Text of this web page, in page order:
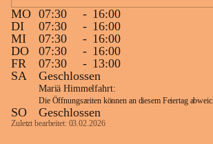
MO 07:30 - 16:00
DI
07:30 - 16:00
MI
07:30 - 16:00
DO
07:30 - 16:00
FR
07:30 - 13:00
SA
Geschlossen
Mariä Himmelfahrt:
Die Öffnungszeiten können an diesem Feiertag
SO Geschlossen
Zuletzt bearbeitet: 03.02.2026